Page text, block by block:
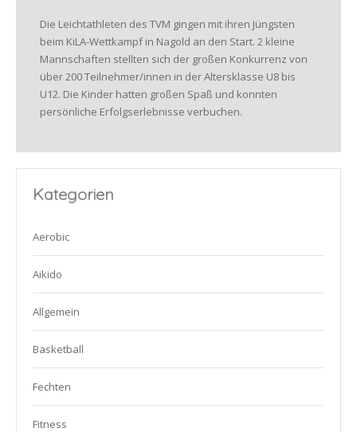
Die Leichtathleten des TVM gingen mit ihren Jüngsten
beim KiLA-Wettkampf in Nagold an den Start. 2 kleine
Mannschaften stellten sich der großen Konkurrenz von
über 200 Teilnehmer/innen in der Altersklasse U8 bis
U12. Die Kinder hatten großen Spaß und konnten
persönliche Erfolgserlebnisse verbuchen.
Kategorien
Aerobic
Aikido
Allgemein
Basketball
Fechten
Fitness